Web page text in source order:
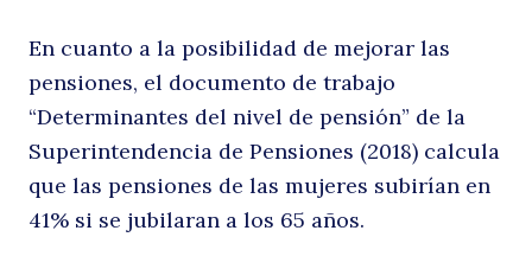
Buscar
En cuanto a la posibilidad de mejorar las
pensiones, el documento de trabajo
“Determinantes del nivel de pensión” de la
Superintendencia de Pensiones (2018) calcula
que las pensiones de las mujeres subirían en
41% si se jubilaran a los 65 años.